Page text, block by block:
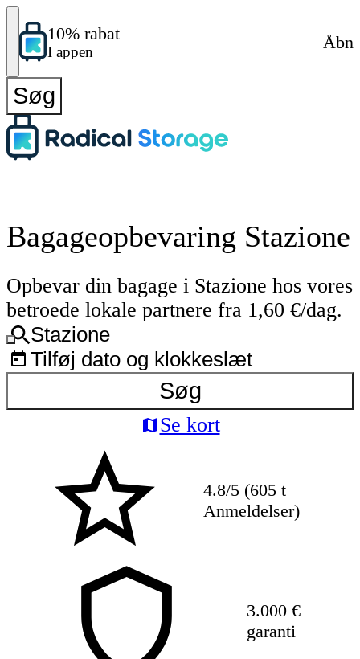
10% rabat
I appen
Åbn
Søg
Bagageopbevaring Stazione
Opbevar din bagage i Stazione hos vores
betroede lokale partnere fra 1,60 €/dag.
Stazione
Tilføj dato og klokkeslæt
Søg
Se kort
4.8/5 (605 t
Anmeldelser)
3.000 €
garanti